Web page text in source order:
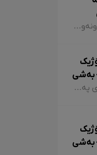
نەورۆز وەکوو جەژنی نوێبوونەوە و ئازادی، لە ئەدەبی کوردیدا و لەلای شاعیران و نووسەرانی کورد، هەمیشە جێی بایەخ و تێڕامان بووە. شاعیران و نووسەرانی کورد وەکوو دیوێکی جوانی و دەرچەیەکی ئازادی و هێمای ڕزگاریی نەتەوەیی، نەورۆزیان لەنێو شیعر و دەقەکەیاندا بەکار هێناوە. ئەم بابەتەش دەگەڕێتەوە بۆ گرێدراویی حاشاهەڵنەگری کورد و کوردستان بە نەورۆزەوە
بەشی
ڕەخنەی پەداگۆژیک لە بواری پەروەردە لەسەر چیرۆکی منداڵان؛ هەندێکجار لە چیرۆکی منداڵاندا تووشی ئەو جۆرە وشەیە دەبین کە کاریگەرییان لەسەر مێشکی منداڵان دەبێت و ڕێگەیان پێ دەدات بیرۆکەیەکی خراپ لە مێشکیاندا دروست بکەن. بۆ نموونە دەتوانین لێرەدا سەرنجەکانمان لەسەر چیرۆکی "تیتی و پیرێ، کال و سێڤێ و نیسکۆ" بخەینەڕوو. لە بەشێکی چیرۆکی "تیتی و پیرێ"دا وەها دەڵێت:
بەشی